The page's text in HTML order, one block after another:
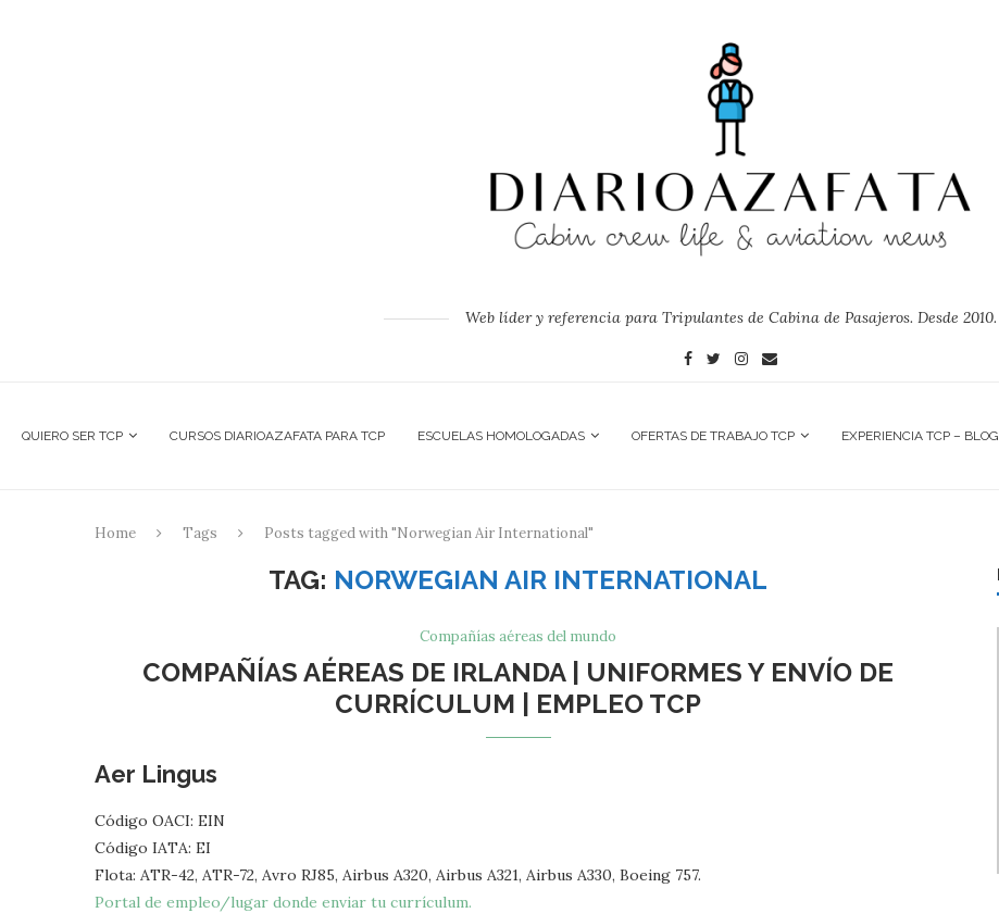
Web líder y referencia para Tripulantes de Cabina de Pasajeros. Desde 2010.
QUIERO SER TCP CURSOS DIARIOAZAFATA PARA TCP ESCUELAS HOMOLOGADAS OFERTAS DE TRABAJO TCP EXPERIENCIA TCP – BLOG
Home Tags Posts tagged with "Norwegian Air International"
TAG: NORWEGIAN AIR INTERNATIONAL
Compañías aéreas del mundo
COMPAÑÍAS AÉREAS DE IRLANDA | UNIFORMES Y ENVÍO DE
CURRÍCULUM | EMPLEO TCP
Aer Lingus
Código OACI: EIN
Código IATA: EI
Flota: ATR-42, ATR-72, Avro RJ85, Airbus A320, Airbus A321, Airbus A330, Boeing 757.
Portal de empleo/lugar donde enviar tu currículum.